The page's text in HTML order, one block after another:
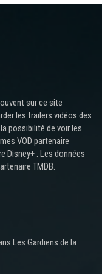
sur ce site
les trailers vidéos des
possibilité de voir les
VOD partenaire
Disney+ . Les données
TMDB.
Les Gardiens de la